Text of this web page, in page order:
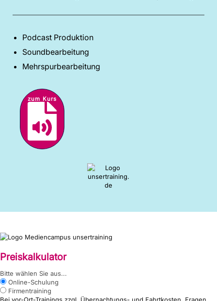
Podcast Produktion
Soundbearbeitung
Mehrspurbearbeitung
zum Kurs
Preiskalkulator
Bitte wählen Sie aus...
Online-Schulung
Firmentraining